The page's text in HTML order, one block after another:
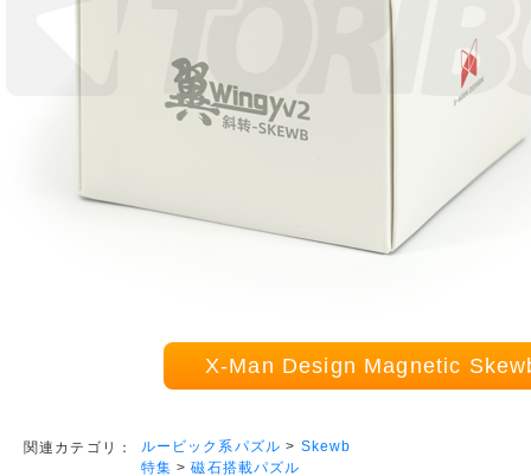
X-Man Design Magnetic
関連カテゴリ： ルービック系パズル > Skewb
特集 >磁石搭載パズル